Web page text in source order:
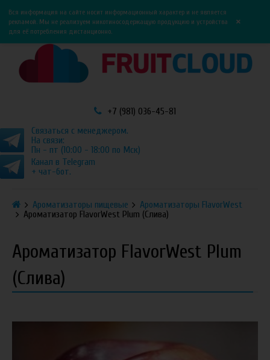
0
Вся информация на сайте носит информационный характер и не является
рекламой. Мы не реализуем никотиносодержащую продукцию и устройства
для её потребления дистанционно.
×
+7 (981) 036-45-81
Связаться с менеджером.
На связи:
Пн - пт (10:00 - 18:00 по Мск)
Канал в Telegram
+ чат-бот.
Ароматизаторы пищевые
Ароматизаторы FlavorWest
Ароматизатор FlavorWest Plum (Слива)
Ароматизатор FlavorWest Plum
(Слива)